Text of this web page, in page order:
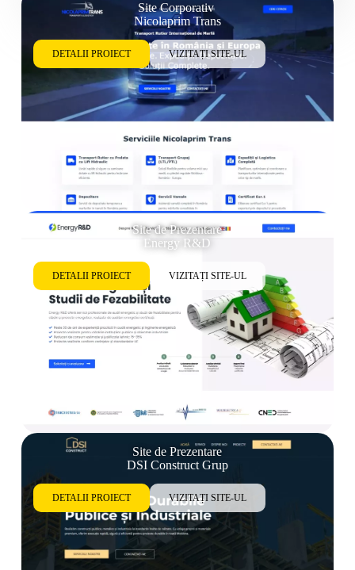
Site Corporativ
Nicolaprim Trans
DETALII PROIECT VIZITAȚI SITE-UL
Site de Prezentare
Energy R&D
DETALII PROIECT VIZITAȚI SITE-UL
Site de Prezentare
DSI Construct Grup
DETALII PROIECT VIZITAȚI SITE-UL